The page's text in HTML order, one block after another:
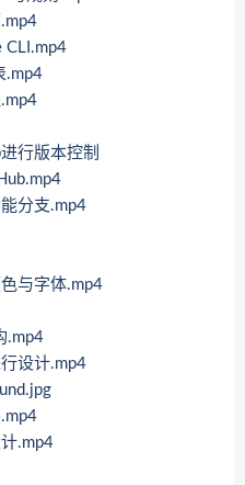
行版本控制
分支.mp4
字体.mp4
设计.mp4
.mp4